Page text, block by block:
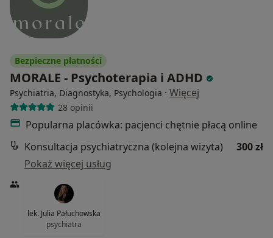
Bezpieczne płatności
MORALE - Psychoterapia i ADHD
Psychiatria, Diagnostyka, Psychologia · Więcej
28 opinii
Popularna placówka: pacjenci chętnie płacą online
Konsultacja psychiatryczna (kolejna wizyta)
300 zł
Pokaż więcej usług
lek. Julia Pałuchowska
psychiatra